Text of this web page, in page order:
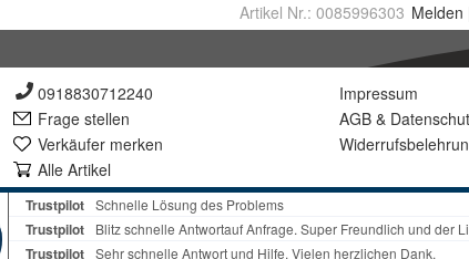
Artikel Nr.: 0085996303 Melden
0918830712240
Frage stellen
Verkäufer merken
Alle Artikel
Impressum
AGB &